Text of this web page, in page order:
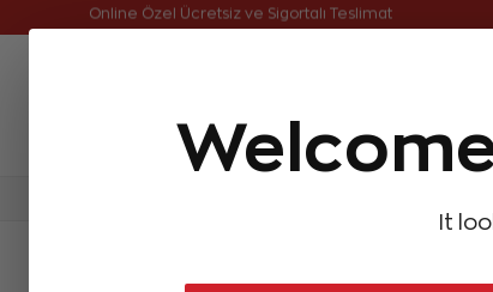
It
Online Özel Ücretsiz ve Sigortalı Teslimat
Aynı Gün Kargo Çok